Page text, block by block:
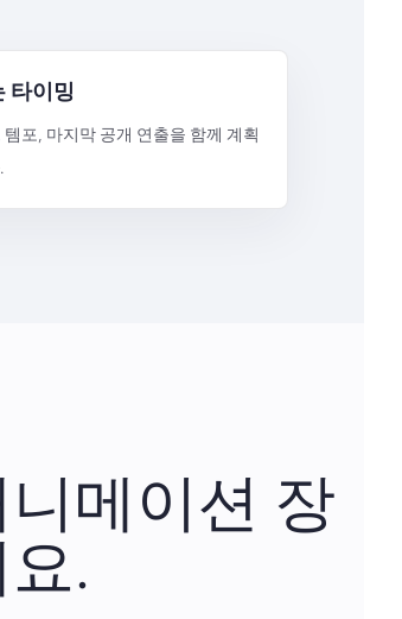
타이밍
포, 마지막 공개 연출을 함께 계획
메이션 장
.